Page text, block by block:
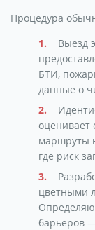
Процедура
Выезд
БТИ,
данные о
оценивает
маршруты
где риск
цветными
барьеров